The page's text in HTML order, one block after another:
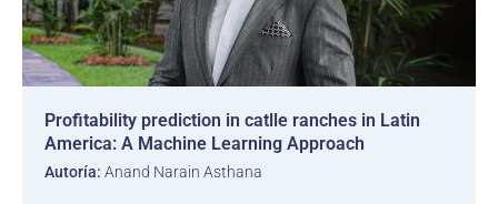
Profitability prediction in catlle ranches in Latin
America: A Machine Learning Approach
Autoría: Anand Narain Asthana